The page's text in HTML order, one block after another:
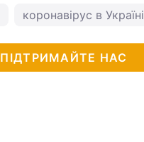
коронавірус в Україні
ПІДТРИМАЙТЕ НАС